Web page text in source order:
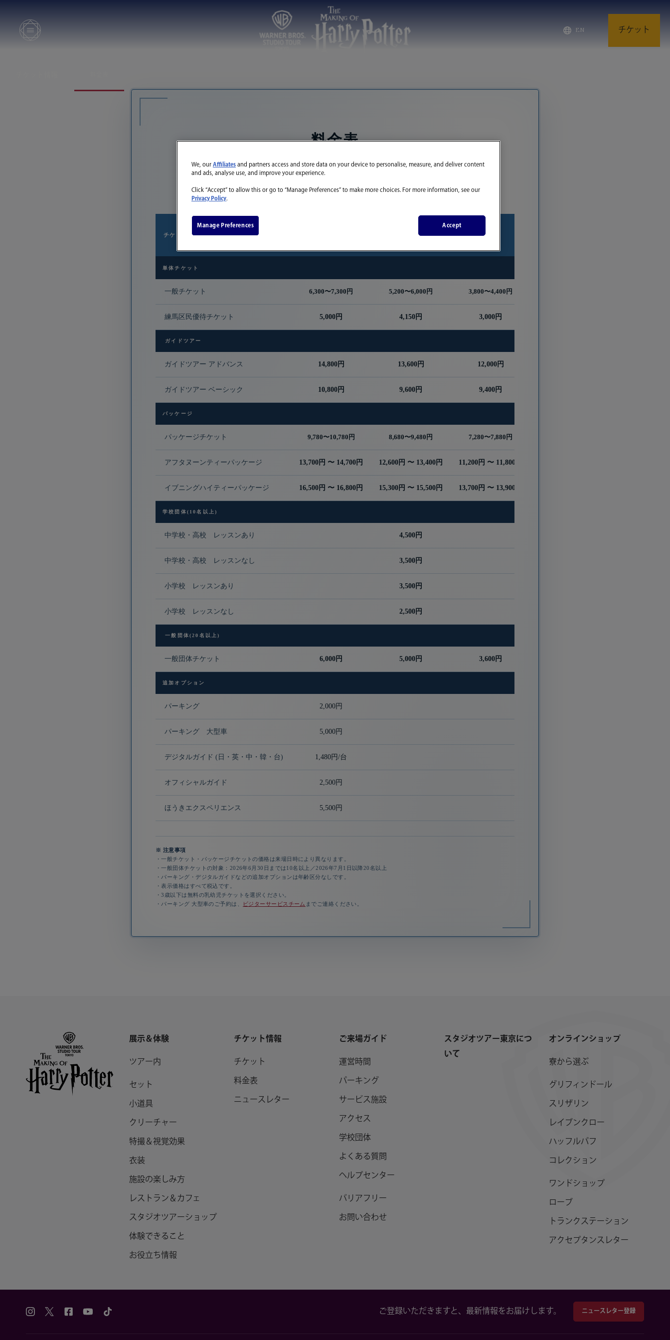
EN チケット
料金表
← モバイル版は横にスクロールできます →
チケット種別
単体チケット
一般チケット 6,300〜7,300円 5,200〜6,000円 3,800〜4,400円
練馬区民優待チケット 5,000円 4,150円 3,000円
ガイドツアー
ガイドツアー アドバンス 14,800円 13,600円 12,000円
ガイドツアー ベーシック 10,800円 9,600円 9,400円
パッケージ
パッケージチケット 9,780〜10,780円 8,680〜9,480円 7,280〜7,880円
アフタヌーンティーパッケージ 13,700円 〜 14,700円 12,600円 〜 13,400円 11,200円 〜 11,800円
イブニングハイティーパッケージ 16,500円 〜 16,800円 15,300円 〜 15,500円 13,700円 〜 13,900円
学校団体(10名以上)
中学校・高校 レッスンあり 4,500円
中学校・高校 レッスンなし 3,500円
小学校 レッスンあり 3,500円
小学校 レッスンなし 2,500円
一般団体(20名以上)
一般団体チケット 6,000円 5,000円 3,600円
追加オプション
パーキング 2,000円
パーキング 大型車 5,000円
デジタルガイド (日・英・中・韓・台) 1,480円/台
オフィシャルガイド 2,500円
ほうきエクスペリエンス 5,500円
※ 注意事項
・一般チケット・パッケージチケットの価格は来場日時により異なります。
・一般団体チケットの対象：2026年6月30日までは10名以上／2026年7月1日以降20名以上
・パーキング・デジタルガイドなどの追加オプションは年齢区分なしです。
・表示価格はすべて税込です。
・3歳以下は無料の乳幼児チケットを選択ください。
・パーキング 大型車のご予約は、
ビジターサービスチーム までご連絡ください。
展示＆体験
ツアー内
セット
小道具
クリーチャー
特撮＆視覚効果
衣装
施設の楽しみ方
レストラン＆カフェ
スタジオツアーショップ
体験できること
お役立ち情報
チケット情報
チケット
料金表
ニュースレター
ご来場ガイド
運営時間
パーキング
サービス施設
アクセス
学校団体
よくある質問
ヘルプセンター
バリアフリー
お問い合わせ
スタジオツアー東京につ
いて
オンラインショップ
寮から選ぶ
グリフィンドール
スリザリン
レイブンクロー
ハッフルパフ
コレクション
ワンドショップ
ローブ
トランクステーション
アクセプタンスレター
ご登録いただきますと、最新情報をお届けします。 ニュースレター登録
We, ourAffiliatesand partners access and store data on your device to personalise, measure, and deliver content
and ads, analyse use, and improve your experience.
Click “Accept” to allow this or go to “Manage Preferences” to make more choices. For more information, see our
Privacy Policy.
Manage Preferences Accept